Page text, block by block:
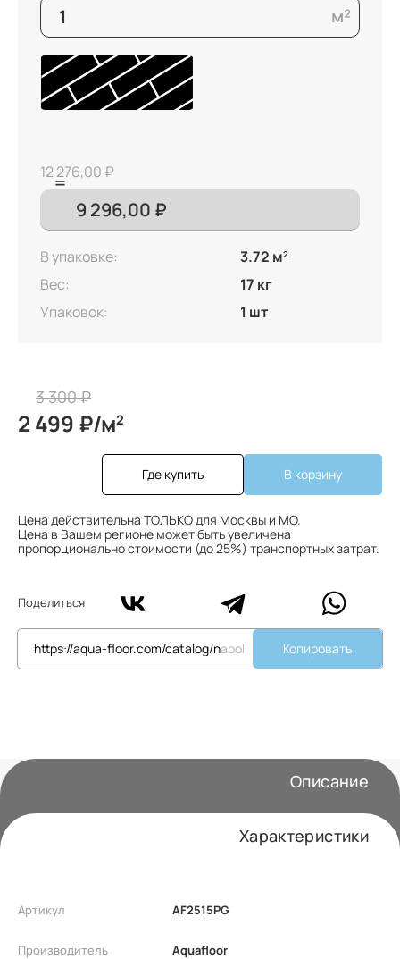
12 276,00 ₽
В упаковке: 3.72 м2
Вес:
17 кг
Упаковок:
1 шт
3 300 ₽
2 499 ₽/м2
Где купить В корзину
Цена действительна ТОЛЬКО для Москвы и МО.
Цена в Вашем регионе может быть увеличена
пропорционально стоимости (до 25%) транспортных затрат.
Поделиться
Копировать
Характеристики
Описание
Артикул AF2515PG
Производитель Aquafloor